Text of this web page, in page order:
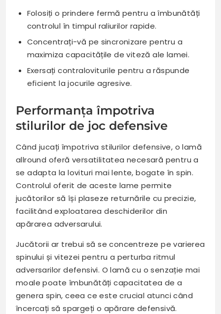
Folosiți o prindere fermă pentru a îmbunătăți
controlul în timpul raliurilor rapide.
Concentrați-vă pe sincronizare pentru a
maximiza capacitățile de viteză ale lamei.
Exersați contraloviturile pentru a răspunde
eficient la jocurile agresive.
Performanța împotriva
stilurilor de joc defensive
Când jucați împotriva stilurilor defensive, o lamă
allround oferă versatilitatea necesară pentru a
se adapta la lovituri mai lente, bogate în spin.
Controlul oferit de aceste lame permite
jucătorilor să își plaseze returnările cu precizie,
facilitând exploatarea deschiderilor din
apărarea adversarului.
Jucătorii ar trebui să se concentreze pe varierea
spinului și vitezei pentru a perturba ritmul
adversarilor defensivi. O lamă cu o senzație mai
moale poate îmbunătăți capacitatea de a
genera spin, ceea ce este crucial atunci când
încercați să spargeți o apărare defensivă.